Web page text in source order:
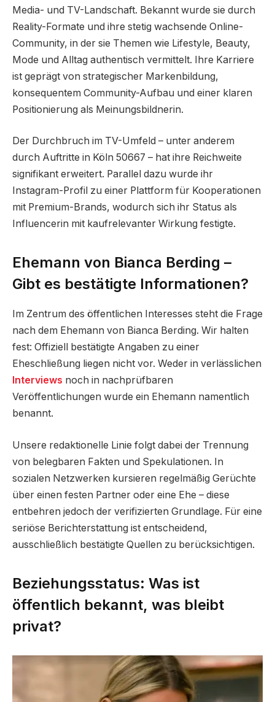
Media- und TV-Landschaft. Bekannt wurde sie durch
Reality-Formate und ihre stetig wachsende Online-
Community, in der sie Themen wie Lifestyle, Beauty,
Mode und Alltag authentisch vermittelt. Ihre Karriere
ist geprägt von strategischer Markenbildung,
konsequentem Community-Aufbau und einer klaren
Positionierung als Meinungsbildnerin.
Der Durchbruch im TV-Umfeld – unter anderem
durch Auftritte in Köln 50667 – hat ihre Reichweite
signifikant erweitert. Parallel dazu wurde ihr
Instagram-Profil zu einer Plattform für Kooperationen
mit Premium-Brands, wodurch sich ihr Status als
Influencerin mit kaufrelevanter Wirkung festigte.
Ehemann von Bianca Berding –
Gibt es bestätigte Informationen?
Im Zentrum des öffentlichen Interesses steht die Frage
nach dem Ehemann von Bianca Berding. Wir halten
fest: Offiziell bestätigte Angaben zu einer
Eheschließung liegen nicht vor. Weder in verlässlichen
Interviews noch in nachprüfbaren
Veröffentlichungen wurde ein Ehemann namentlich
benannt.
Unsere redaktionelle Linie folgt dabei der Trennung
von belegbaren Fakten und Spekulationen. In
sozialen Netzwerken kursieren regelmäßig Gerüchte
über einen festen Partner oder eine Ehe – diese
entbehren jedoch der verifizierten Grundlage. Für eine
seriöse Berichterstattung ist entscheidend,
ausschließlich bestätigte Quellen zu berücksichtigen.
Beziehungsstatus: Was ist
öffentlich bekannt, was bleibt
privat?